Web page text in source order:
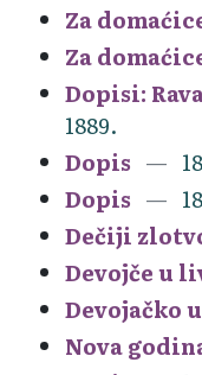
Za
Za
Dopisi:
1889.
Dopis
Dopis
Dečiji
Devojče u
Devojačko
Nova